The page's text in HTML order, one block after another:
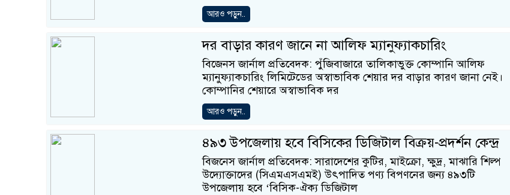
আরও পড়ুন..
দর বাড়ার কারণ জানে না আলিফ ম্যানুফ্যাকচারিং
বিজেনস জার্নাল প্রতিবেদক: পুঁজিবাজারে তালিকাভুক্ত কোম্পানি আলিফ
ম্যানুফ্যাকচারিং লিমিটেডের অস্বাভাবিক শেয়ার দর বাড়ার কারণ জানা নেই।
কোম্পানির শেয়ারে অস্বাভাবিক দর
আরও পড়ুন..
৪৯৩ উপজেলায় হবে বিসিকের ডিজিটাল বিক্রয়-প্রদর্শন কেন্দ্র
বিজনেস জার্নাল প্রতিবেদক: সারাদেশের কুটির, মাইক্রো, ক্ষুদ্র, মাঝারি শিল্প
উদ্যোক্তাদের (সিএমএসএমই) উৎপাদিত পণ্য বিপণনের জন্য ৪৯৩টি
উপজেলায় হ‌বে ‘বিসিক-ঐক্য ডিজিটাল